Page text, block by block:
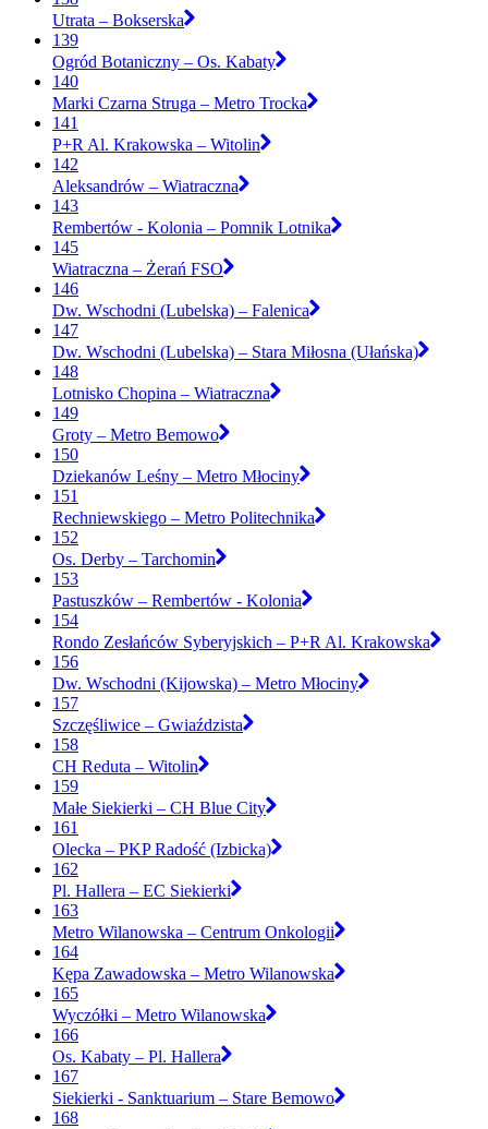
Utrata – Bokserska
139
Ogród Botaniczny – Os. Kabaty
140
Marki Czarna Struga – Metro Trocka
141
P+R Al. Krakowska – Witolin
142
Aleksandrów – Wiatraczna
143
Rembertów - Kolonia – Pomnik Lotnika
145
Wiatraczna – Żerań FSO
146
Dw. Wschodni (Lubelska) – Falenica
147
Dw. Wschodni (Lubelska) – Stara Miłosna (Ułańska)
148
Lotnisko Chopina – Wiatraczna
149
Groty – Metro Bemowo
150
Dziekanów Leśny – Metro Młociny
151
Rechniewskiego – Metro Politechnika
152
Os. Derby – Tarchomin
153
Pastuszków – Rembertów - Kolonia
154
Rondo Zesłańców Syberyjskich – P+R Al. Krakowska
156
Dw. Wschodni (Kijowska) – Metro Młociny
157
Szczęśliwice – Gwiaździsta
158
CH Reduta – Witolin
159
Małe Siekierki – CH Blue City
161
Olecka – PKP Radość (Izbicka)
162
Pl. Hallera – EC Siekierki
163
Metro Wilanowska – Centrum Onkologii
164
Kępa Zawadowska – Metro Wilanowska
165
Wyczółki – Metro Wilanowska
166
Os. Kabaty – Pl. Hallera
167
Siekierki - Sanktuarium – Stare Bemowo
168